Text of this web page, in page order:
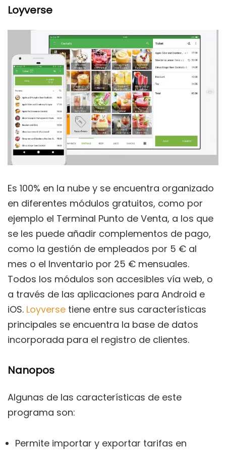
Loyverse
Es 100% en la nube y se encuentra organizado
en diferentes módulos gratuitos, como por
ejemplo el Terminal Punto de Venta, a los que
se les puede añadir complementos de pago,
como la gestión de empleados por 5 € al
mes o el Inventario por 25 € mensuales.
Todos los módulos son accesibles vía web, o
a través de las aplicaciones para Android e
iOS. Loyverse tiene entre sus características
principales se encuentra la base de datos
incorporada para el registro de clientes.
Nanopos
Algunas de las características de este
programa son:
Permite importar y exportar tarifas en